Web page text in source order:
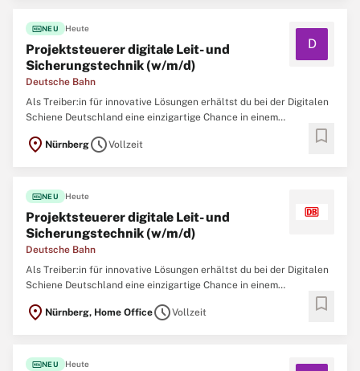
fiber_newNEU Heute
Projektsteuerer digitale Leit- und
Sicherungstechnik (w/m/d)
Deutsche Bahn
D
Als Treiber:in für innovative Lösungen erhältst du bei der Digitalen
Schiene Deutschland eine einzigartige Chance in einem
dynamischen Umfeld: Du gestaltest Themen von der Konzeption bis
zur Umsetzung und baust zeitgleich einen der zukunftsweisendsten
location_on NürnbergscheduleVollzeit bookmark
fiber_newNEU Heute
Projektsteuerer digitale Leit- und
Sicherungstechnik (w/m/d)
Deutsche Bahn
Als Treiber:in für innovative Lösungen erhältst du bei der Digitalen
Schiene Deutschland eine einzigartige Chance in einem
dynamischen Umfeld: Du gestaltest Themen von der Konzeption bis
zur Umsetzung und baust zeitgleich einen der zukunftsweisendsten
location_on Nürnberg, Home OfficescheduleVollzeit bookmark
fiber_newNEU Heute